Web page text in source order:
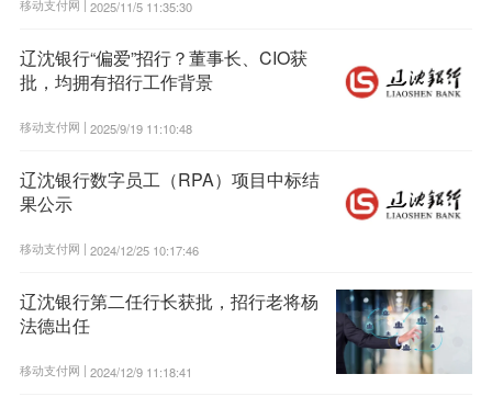
移动支付网 | 2025/11/5 11:35:30
辽沈银行“偏爱”招行？董事长、CIO获
批，均拥有招行工作背景
移动支付网 | 2025/9/19 11:10:48
辽沈银行数字员工（RPA）项目中标结
果公示
移动支付网 | 2024/12/25 10:17:46
辽沈银行第二任行长获批，招行老将杨
法德出任
移动支付网 | 2024/12/9 11:18:41